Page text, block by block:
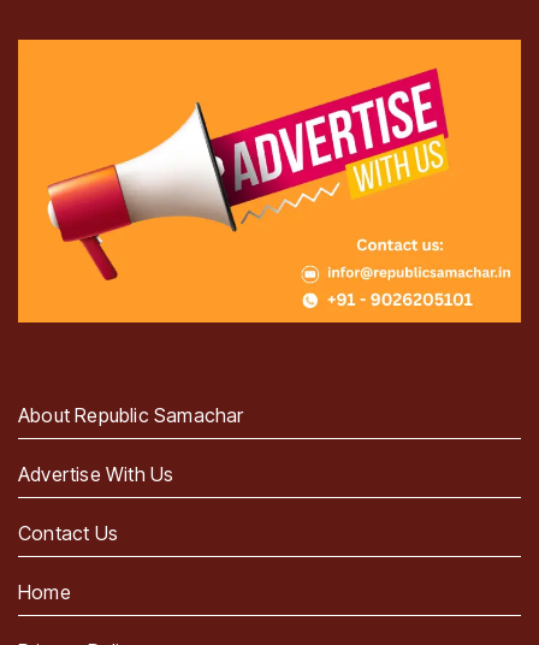
About Republic Samachar
Advertise With Us
Contact Us
Home